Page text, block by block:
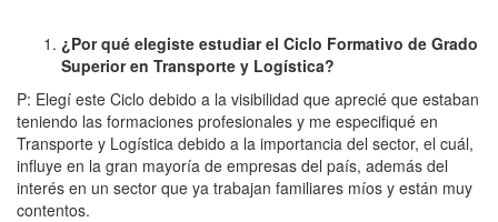
¿Por qué elegiste estudiar el Ciclo Formativo de Grado
Superior en Transporte y Logística?
P: Elegí este Ciclo debido a la visibilidad que aprecié que estaban
teniendo las formaciones profesionales y me especifiqué en
Transporte y Logística debido a la importancia del sector, el cuál,
influye en la gran mayoría de empresas del país, además del
interés en un sector que ya trabajan familiares míos y están muy
contentos.